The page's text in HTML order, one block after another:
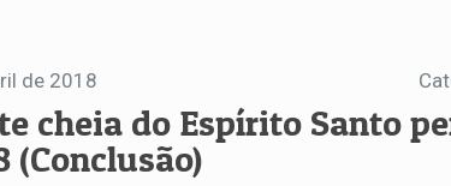
de 2018
cheia do Espírito Santo
(Conclusão)